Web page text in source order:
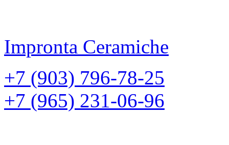
Impronta Ceramiche
+7 (903) 796-78-25
+7 (965) 231-06-96